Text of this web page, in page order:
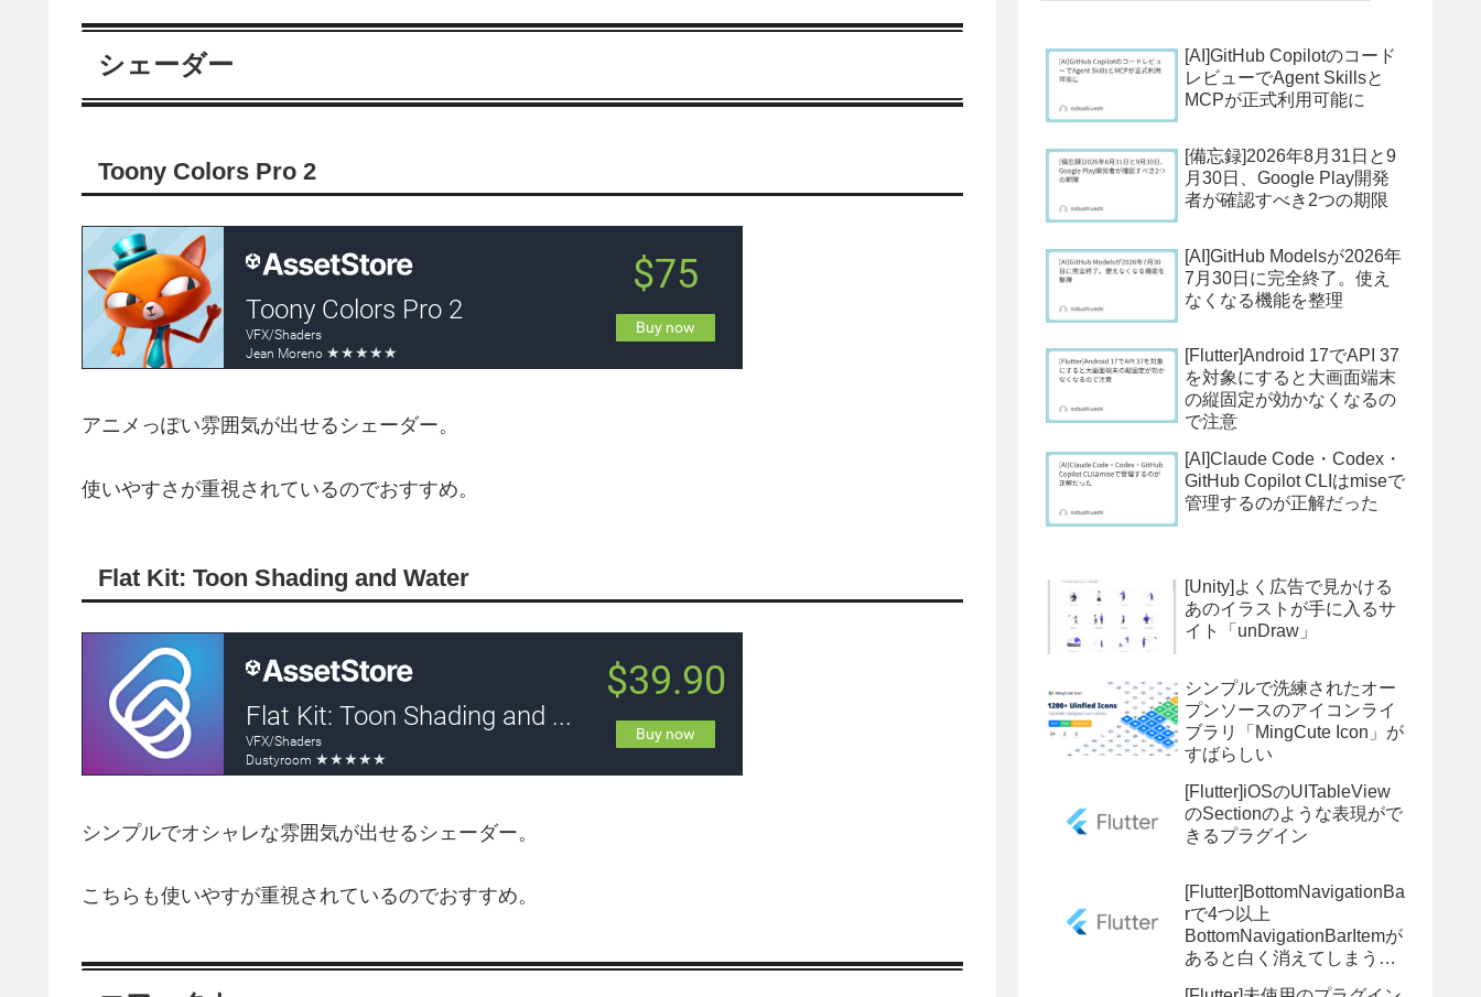
シェーダー
Toony Colors Pro 2
アニメっぽい雰囲気が出せるシェーダー。
使いやすさが重視されているのでおすすめ。
Flat Kit: Toon Shading and Water
シンプルでオシャレな雰囲気が出せるシェーダー。
こちらも使いやすが重視されているのでおすすめ。
[AI]GitHub Copilotのコード
レビューでAgent Skillsと
MCPが正式利用可能に
[備忘録]2026年8月31日と9
月30日、Google Play開発
者が確認すべき2つの期限
[AI]GitHub Modelsが2026年
7月30日に完全終了。使え
なくなる機能を整理
[Flutter]Android 17でAPI 37
を対象にすると大画面端末
の縦固定が効かなくなるの
で注意
[AI]Claude Code・Codex・
GitHub Copilot CLIはmiseで
管理するのが正解だった
[Unity]よく広告で見かける
あのイラストが手に入るサ
イト「unDraw」
シンプルで洗練されたオー
プンソースのアイコンライ
ブラリ「MingCute Icon」が
すばらしい
[Flutter]iOSのUITableView
のSectionのような表現がで
きるプラグイン
[Flutter]BottomNavigationBa
rで4つ以上
BottomNavigationBarItemが
あると白く消えてしまう問